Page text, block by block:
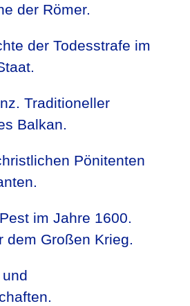
der Römer.
der Todesstrafe im
Traditioneller
Balkan.
Pönitenten
im Jahre 1600.
dem Großen Krieg.